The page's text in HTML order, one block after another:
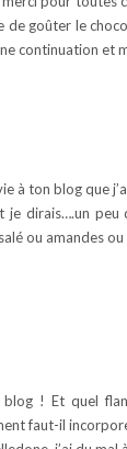
de goûter le
continuation et
à ton blog que
je dirais….un peu
ou amandes
blog ! Et quel
faut-il